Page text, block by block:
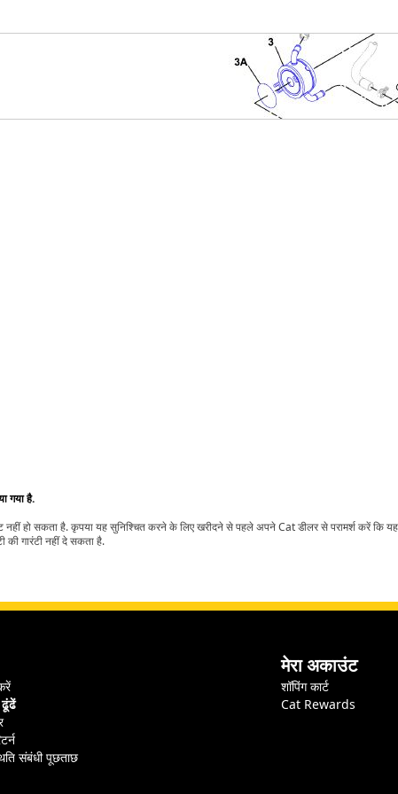
गया है.
हो सकता है. कृपया यह सुनिश्चित करने के लिए खरीदने से पहले अपने Cat डीलर से परामर्श करें कि
की गारंटी नहीं दे सकता है.
ढूंढें
संबंधी पूछताछ
मेरा अकाउंट
शॉपिंग कार्ट
Cat Rewards